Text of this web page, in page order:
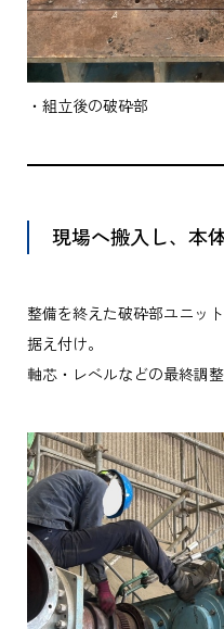
・組立後の破砕部
現場へ搬入し、本
整備を終えた破砕部ユニッ
据え付け。
軸芯・レベルなどの最終調整